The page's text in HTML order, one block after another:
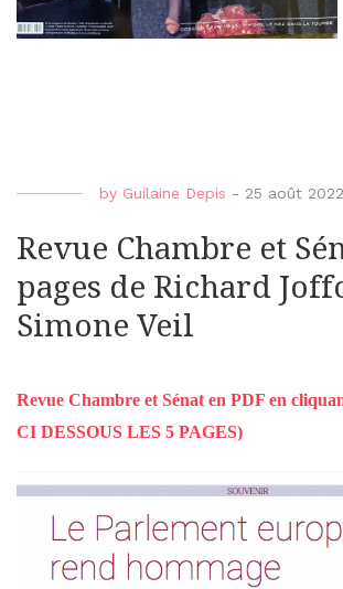
by Guilaine Depis - 25 août 2022
Revue Chambre et
pages de Richard
Simone Veil
Revue Chambre et Sénat en PDF en
CI DESSOUS LES 5 PAGES)